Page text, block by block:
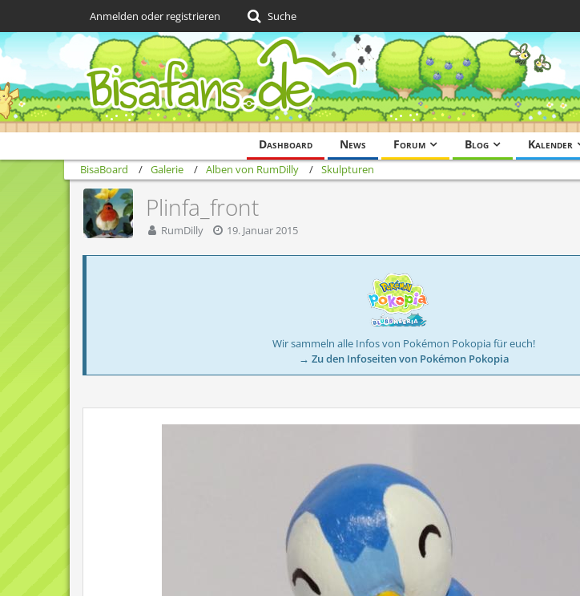
Dashboard News Forum Blog Kalender
Anmelden oder registrieren Suche
BisaBoard Galerie Alben von RumDilly Skulpturen
Plinfa_front
RumDilly 19. Januar 2015
Wir sammeln alle Infos von Pokémon Pokopia für euch!
→ Zu den Infoseiten von Pokémon Pokopia